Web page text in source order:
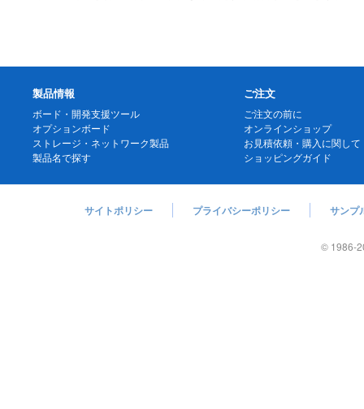
製品情報
ボード・開発支援ツール
オプションボード
ストレージ・ネットワーク製品
製品名で探す
ご注文
ご注文の前に
オンラインショップ
お見積依頼・購入に関して
ショッピングガイド
サイトポリシー プライバシーポリシー サンプ
© 1986-